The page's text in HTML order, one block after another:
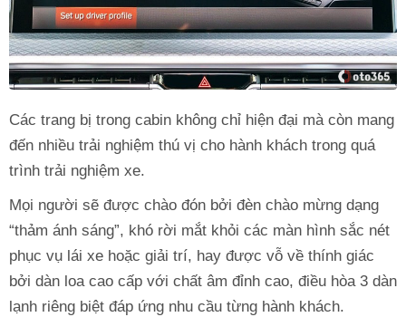
Các trang bị trong cabin không chỉ hiện đại mà còn mang
đến nhiều trải nghiệm thú vị cho hành khách trong quá
trình trải nghiệm xe.
Mọi người sẽ được chào đón bởi đèn chào mừng dạng
“thảm ánh sáng”, khó rời mắt khỏi các màn hình sắc nét
phục vụ lái xe hoặc giải trí, hay được vỗ về thính giác
bởi dàn loa cao cấp với chất âm đỉnh cao, điều hòa 3 dàn
lạnh riêng biệt đáp ứng nhu cầu từng hành khách.